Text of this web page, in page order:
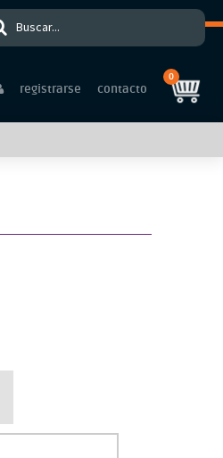
registrarse contacto
0